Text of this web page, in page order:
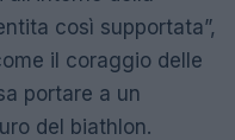
così supportata”,
il coraggio delle
portare a un
del biathlon.